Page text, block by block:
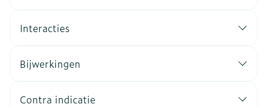
Interacties
Bijwerkingen
Contra indicatie